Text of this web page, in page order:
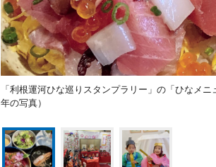
「利根運河ひな巡りスタンプラリー」の「ひなメ
年の写真）